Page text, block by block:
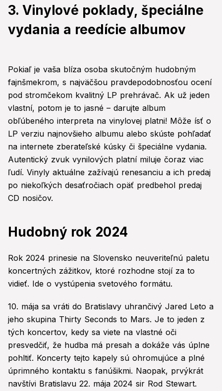
3. Vinylové poklady, špeciálne
vydania a reedície albumov
Pokiaľ je vaša blíza osoba skutočným hudobným
fajnšmekrom, s najväčšou pravdepodobnosťou ocení
pod stromčekom kvalitný LP prehrávač. Ak už jeden
vlastní, potom je to jasné – darujte album
obľúbeného interpreta na vinylovej platni! Môže ísť o
LP verziu najnovšieho albumu alebo skúste pohľadať
na internete zberateľské kúsky či špeciálne vydania.
Autentický zvuk vynilových platní miluje čoraz viac
ľudí. Vinyly aktuálne zažívajú renesanciu a ich predaj
po niekoľkých desaťročiach opäť predbehol predaj
CD nosičov.
Hudobný rok 2024
Rok 2024 prinesie na Slovensko neuveriteľnú paletu
koncertných zážitkov, ktoré rozhodne stojí za to
vidieť. Ide o vystúpenia svetového formátu.
10. mája sa vráti do Bratislavy uhrančivý Jared Leto a
jeho skupina Thirty Seconds to Mars. Je to jeden z
tých koncertov, kedy sa viete na vlastné oči
presvedčiť, že hudba má presah a dokáže vás úplne
pohltiť. Koncerty tejto kapely sú ohromujúce a plné
úprimného kontaktu s fanúšikmi. Naopak, prvýkrát
navštívi Bratislavu 22. mája 2024 sir Rod Stewart.